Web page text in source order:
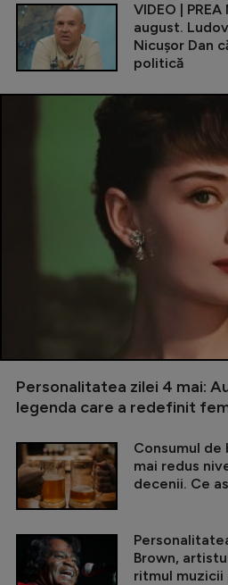
VIDEO |
august.
Nicușor Dan
politică
Personalitatea zilei 4 mai:
legenda care a redefinit
Consumul de
mai redus
decenii. Ce
Brown,
ritmul